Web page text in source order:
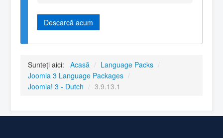
Descarcă acum
Sunteți aici: Acasă / Language Packs /
Joomla 3 Language Packages /
Joomla! 3 - Dutch / 3.9.13.1